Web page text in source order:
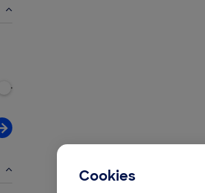
Cookies
Pas prijsfilter wijziging toe